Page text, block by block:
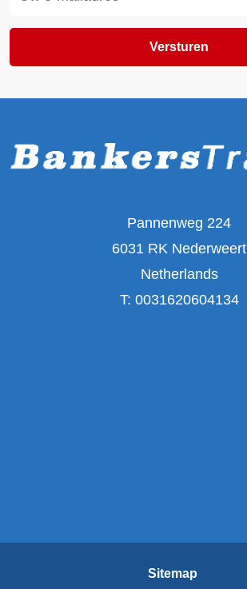
Versturen
Pannenweg 224
6031 RK Nederweert
Netherlands
T: 0031620604134
Sitemap